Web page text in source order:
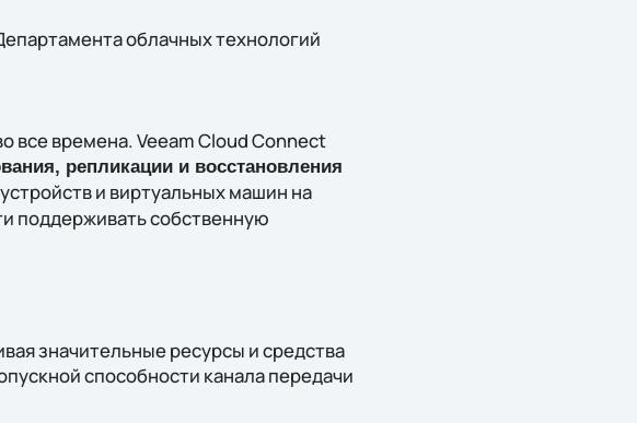
облачных технологий
все времена. Veeam Cloud Connect
репликации и восстановления
и виртуальных машин на
поддерживать собственную
значительные ресурсы и средства
способности канала передачи